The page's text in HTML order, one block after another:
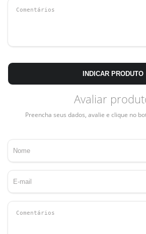
INDICAR PRODUTO
Avaliar
Preencha seus dados, avalie e clique no